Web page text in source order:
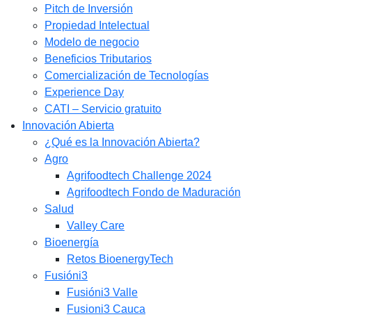
Pitch de Inversión
Propiedad Intelectual
Modelo de negocio
Beneficios Tributarios
Comercialización de Tecnologías
Experience Day
CATI – Servicio gratuito
Innovación Abierta
¿Qué es la Innovación Abierta?
Agro
Agrifoodtech Challenge 2024
Agrifoodtech Fondo de Maduración
Salud
Valley Care
Bioenergía
Retos BioenergyTech
Fusióni3
Fusióni3 Valle
Fusioni3 Cauca